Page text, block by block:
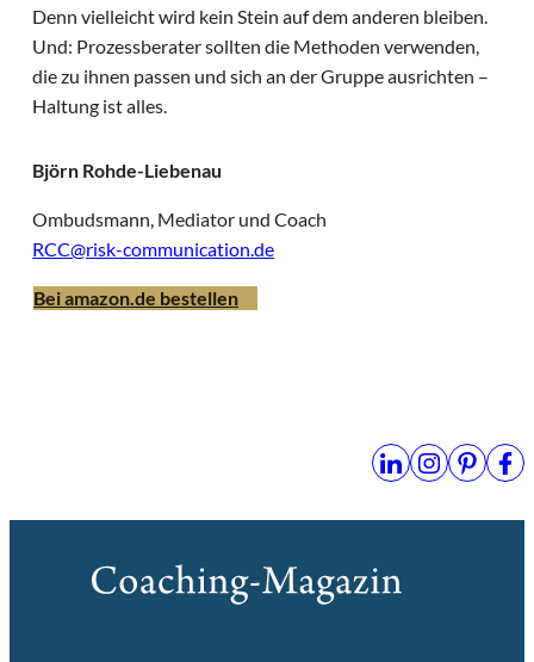
Denn vielleicht wird kein Stein auf dem anderen bleiben.
Und: Prozessberater sollten die Methoden verwenden,
die zu ihnen passen und sich an der Gruppe ausrichten –
Haltung ist alles.
Björn Rohde-Liebenau
Ombudsmann, Mediator und Coach
RCC@risk-communication.de
Bei amazon.de bestellen